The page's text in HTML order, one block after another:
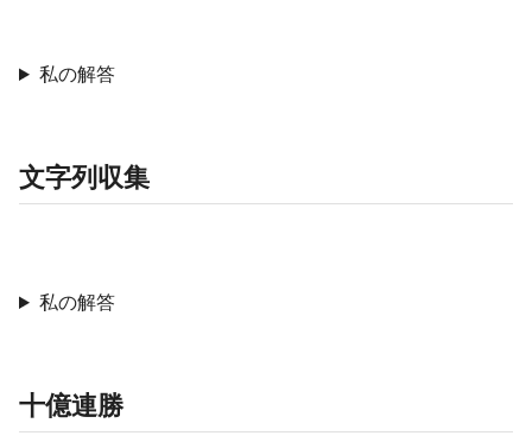
私の解答
文字列収集
私の解答
十億連勝